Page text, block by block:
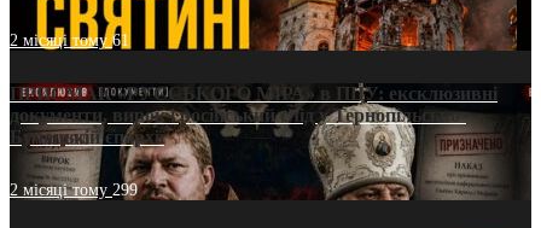
2 місяці тому61
ПРИСМАК «РУССЬКОГО МІРА» в ПЦУ: ексклюзивні
документи, вирок і російський слід у Тернопільсько-
Бучацькій єпархії
2 місяці тому 299